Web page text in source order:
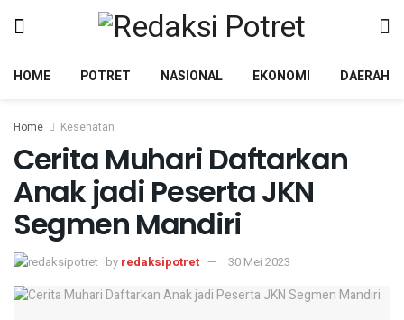
HOME POTRET NASIONAL EKONOMI DAERAH
Home Kesehatan
Cerita Muhari Daftarkan
Anak jadi Peserta JKN
Segmen Mandiri
by redaksipotret 30 Mei 2023